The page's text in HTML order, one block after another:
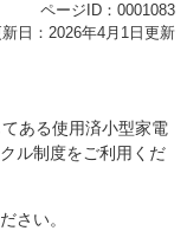
ページID：0001083
日：2026年4月1日更新
ある使用済小型家電
ル制度をご利用くだ
さい。